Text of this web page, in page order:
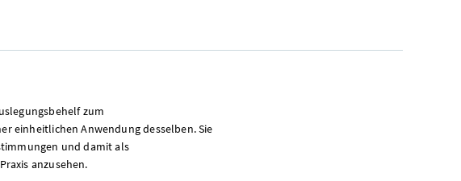
zum
einheitlichen Anwendung desselben. Sie
und damit als
anzusehen.